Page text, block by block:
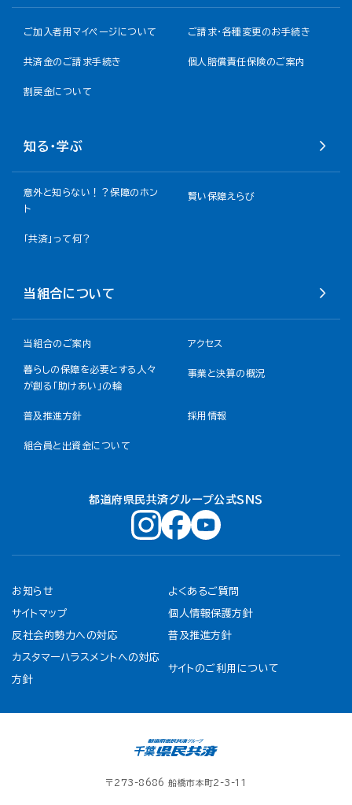
ご加入者用マイページについて ご請求・各種変更のお手続き
共済金のご請求手続き 個人賠償責任保険のご案内
割戻金について​
知る・学ぶ
意外と知らない！？保障のホン
ト
賢い保障えらび
「共済」って何？
当組合について
当組合のご案内 アクセス
暮らしの保障を必要とする人々
が創る「助けあい」の輪
事業と決算の概況
普及推進方針 採用情報
組合員と出資金について
都道府県民共済グループ公式ＳＮＳ
お知らせ よくあるご質問
サイトマップ 個人情報保護方針
反社会的勢力への対応 普及推進方針
カスタマーハラスメントへの対応
方針
サイトのご利用について
〒273-8686 船橋市本町2-3-11